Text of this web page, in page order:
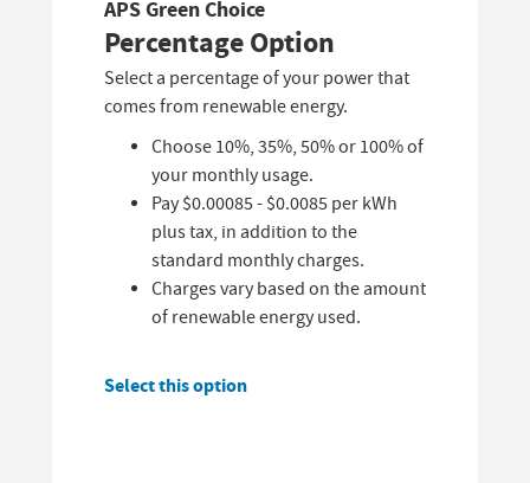
APS Green Choice
Percentage Option
Select a percentage of your power that
comes from renewable energy.
Choose 10%, 35%, 50% or 100% of
your monthly usage.
Pay $0.00085 - $0.0085 per kWh
plus tax, in addition to the
standard monthly charges.
Charges vary based on the amount
of renewable energy used.
Select this option